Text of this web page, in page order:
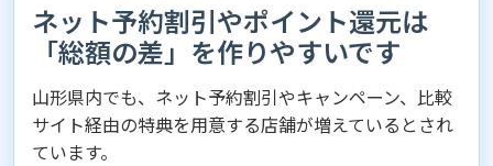
ネット予約割引やポイント還元は
「総額の差」を作りやすいです
山形県内でも、ネット予約割引やキャンペーン、比較
サイト経由の特典を用意する店舗が増えているとされ
ています。